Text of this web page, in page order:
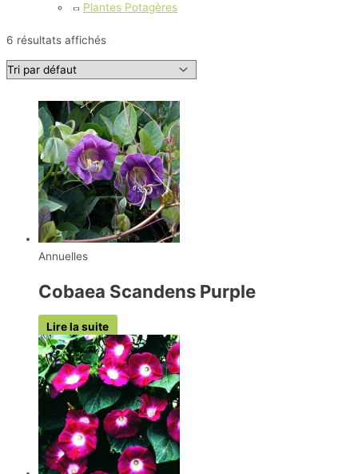
Plantes Potagères
6 résultats affichés
Annuelles
Cobaea Scandens Purple
Lire la suite